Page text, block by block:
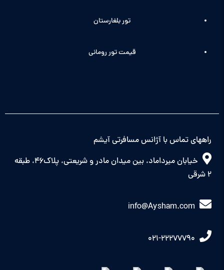
تور بلغارستان
قیمت تور رومانی
راههای تماس با آژانس مسافرتی آیشم
خیابان میرداماد، بین میدان مادر و شریعتی، پلاک46، طبقه
2 شرقی